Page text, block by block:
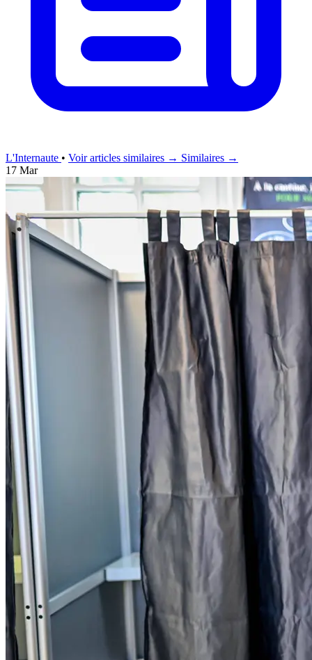
L'Internaute • Voir articles similaires → Similaires →
17 Mar